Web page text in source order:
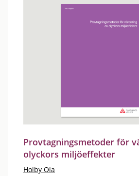
Provtagningsmetoder för
olyckors miljöeffekter
Holby Ola